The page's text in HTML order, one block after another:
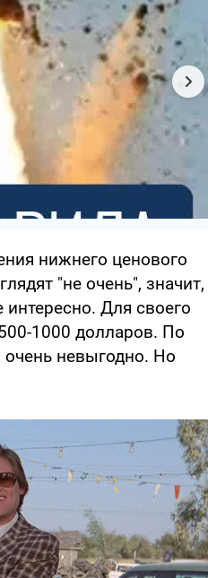
нижнего ценового
"не очень", значит,
Для своего
1000 долларов. По
невыгодно. Но